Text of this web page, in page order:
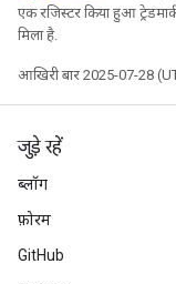
एक रजिस्टर किया हुआ
मिला है.
आखिरी बार 2025-07-28
जुड़े रहें
ब्लॉग
फ़ोरम
GitHub